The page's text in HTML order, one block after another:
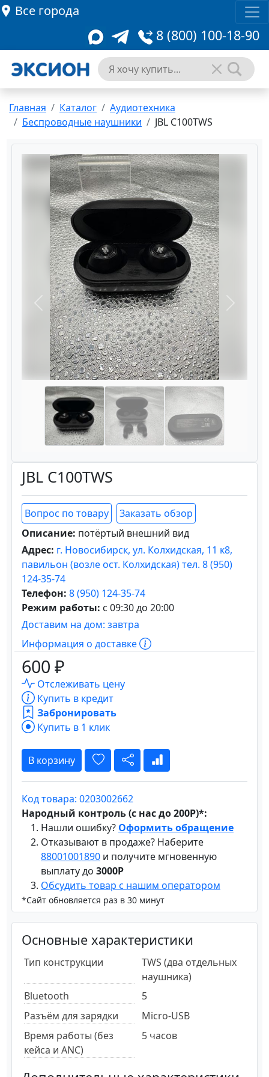
Все города
8 (800) 100-18-90
Главная Каталог
Аудиотехника
Беспроводные наушники
JBL C100TWS
Назад Вперёд
JBL C100TWS
Вопрос по товару
Заказать обзор
Описание: потёртый внешний вид
Адрес: г. Новосибирск, ул. Колхидская, 11 к8,
павильон (возле ост. Колхидская) тел. 8 (950)
124-35-74
Телефон: 8 (950) 124-35-74
Режим работы: с 09:30 до 20:00
Доставим на дом: завтра
Информация о доставке
600 ₽
Отслеживать цену
Купить в кредит
Забронировать
Купить в 1 клик
В корзину
Код товара: 0203002662
Народный контроль (с нас до 200Р)*:
Нашли ошибку? Оформить обращение
Отказывают в продаже? Наберите
88001001890 и получите мгновенную
выплату до 3000Р
Обсудить товар с нашим оператором
*Сайт обновляется раз в 30 минут
Основные характеристики
Тип конструкции
TWS (два отдельных
наушника)
Bluetooth
5
Разъём для зарядки
Micro-USB
Время работы (без
кейса и ANC)
5 часов